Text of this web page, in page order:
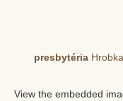
presbytéria
View the embedded